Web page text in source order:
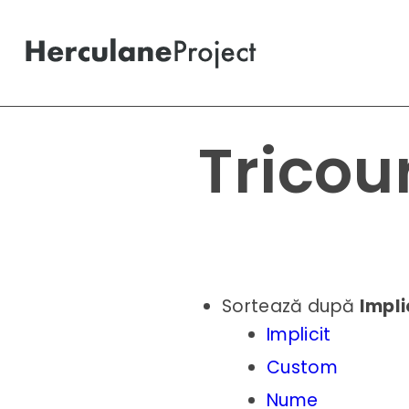
Sortează după
Implicit
Custom
Nume